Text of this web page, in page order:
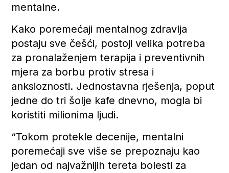
mentalne.
Kako poremećaji mentalnog zdravlja
postaju sve češći, postoji velika potreba
za pronalaženjem terapija i preventivnih
mjera za borbu protiv stresa i
anksioznosti. Jednostavna rješenja, poput
jedne do tri šolje kafe dnevno, mogla bi
koristiti milionima ljudi.
“Tokom protekle decenije, mentalni
poremećaji sve više se prepoznaju kao
jedan od najvažnijih tereta bolesti za